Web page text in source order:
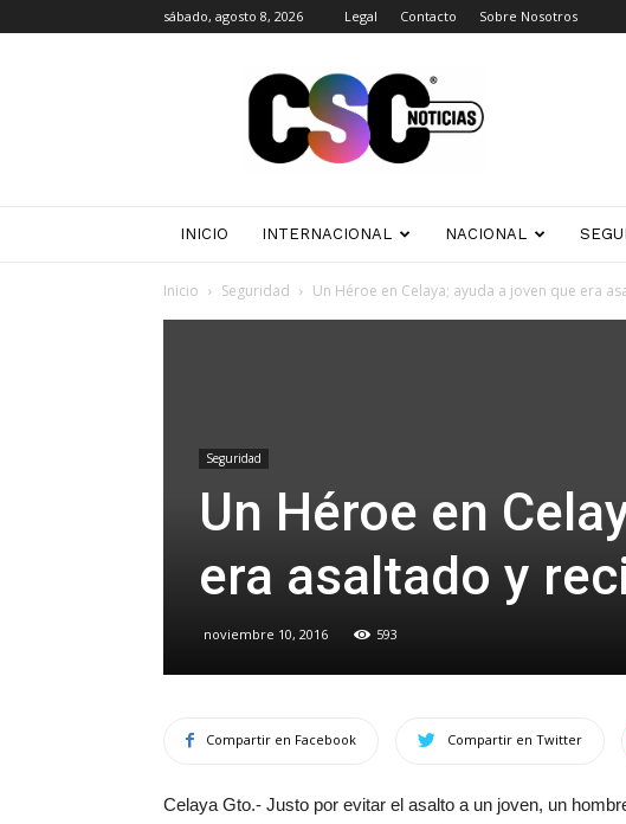
sábado, agosto 8, 2026 Legal Contacto Sobre Nosotros
Noticias
INICIO INTERNACIONAL NACIONAL
Inicio Seguridad Un Héroe en Celaya; ayuda a joven que era
Seguridad
Un Héroe en
era asaltado y
noviembre 10, 2016 593
Compartir en Facebook Compartir en Twitter
Celaya Gto.- Justo por evitar el asalto a un joven, un